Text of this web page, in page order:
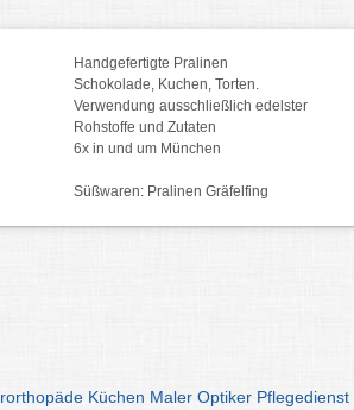
Handgefertigte Pralinen
Schokolade, Kuchen, Torten.
Verwendung ausschließlich edelster
Rohstoffe und Zutaten
6x in und um München
Süßwaren: Pralinen Gräfelfing
Küchen Maler Optiker Pflegedienst